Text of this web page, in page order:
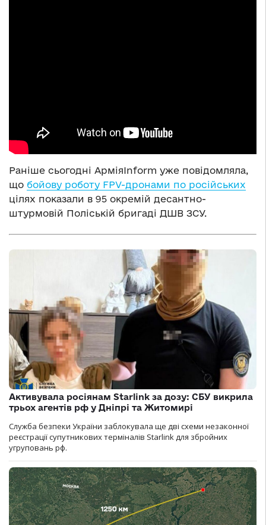
Раніше сьогодні АрміяInform уже повідомляла,
що бойову роботу FPV-дронами по російських
цілях показали в 95 окремій десантно-
штурмовій Поліській бригаді ДШВ ЗСУ.
Активувала росіянам Starlink за дозу: СБУ викрила
трьох агентів рф у Дніпрі та Житомирі
Служба безпеки України заблокувала ще дві схеми незаконної
реєстрації супутникових терміналів Starlink для збройних
угруповань рф.